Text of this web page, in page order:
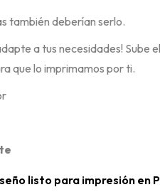
también deberían serlo.
a tus necesidades! Sube
que lo imprimamos por ti.
listo para impresión en